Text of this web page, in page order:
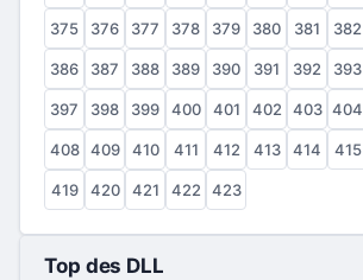
375 376 377 378 379 380 381 382
386 387 388 389 390 391 392 393
397 398 399 400 401 402 403 404
408 409 410 411 412 413 414 415
419 420 421 422 423
Top des DLL